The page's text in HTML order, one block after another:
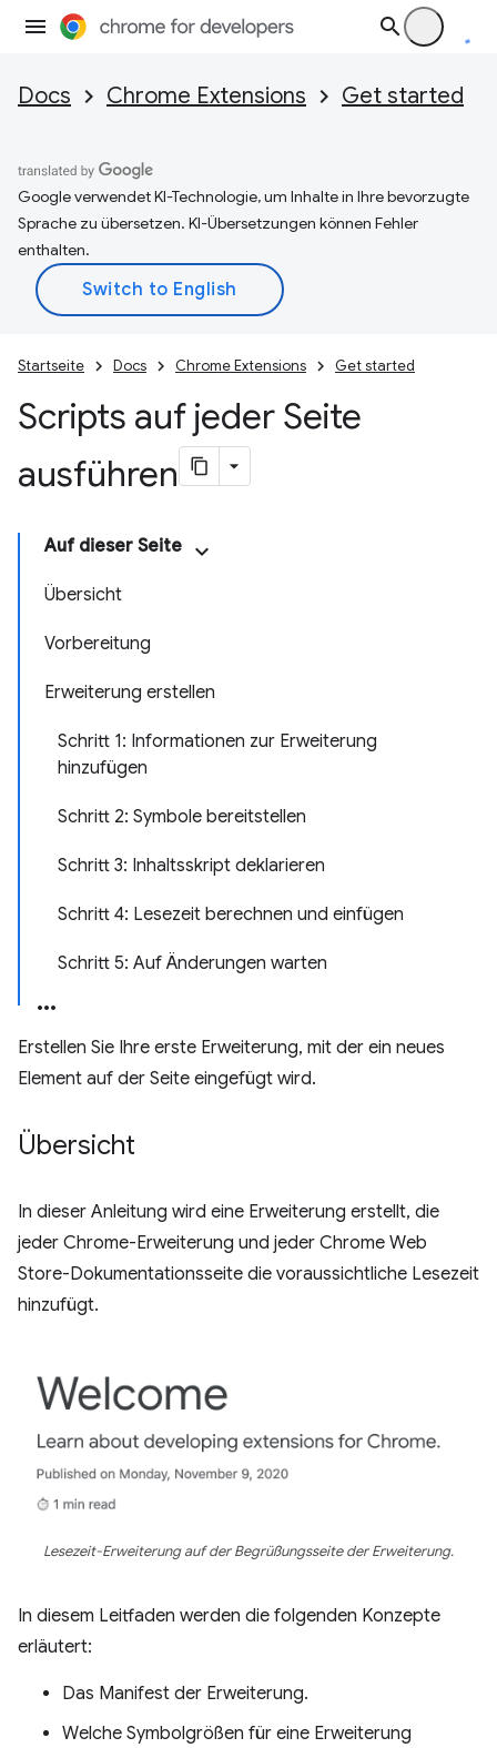
Docs Chrome Extensions Get started
Google verwendet KI-Technologie, um Inhalte in Ihre bevorzugte
Sprache zu übersetzen. KI-Übersetzungen können Fehler
enthalten.
Startseite Docs Chrome Extensions Get started
Scripts auf jeder Seite
ausführen
Auf dieser Seite
Übersicht
Vorbereitung
Erweiterung erstellen
Schritt 1: Informationen zur Erweiterung
hinzufügen
Schritt 2: Symbole bereitstellen
Schritt 3: Inhaltsskript deklarieren
Schritt 4: Lesezeit berechnen und einfügen
Schritt 5: Auf Änderungen warten
Erstellen Sie Ihre erste Erweiterung, mit der ein neues
Element auf der Seite eingefügt wird.
Übersicht
In dieser Anleitung wird eine Erweiterung erstellt, die
jeder Chrome-Erweiterung und jeder Chrome Web
Store-Dokumentationsseite die voraussichtliche Lesezeit
hinzufügt.
Lesezeit-Erweiterung auf der Begrüßungsseite der Erweiterung.
In diesem Leitfaden werden die folgenden Konzepte
erläutert:
Das Manifest der Erweiterung.
Welche Symbolgrößen für eine Erweiterung